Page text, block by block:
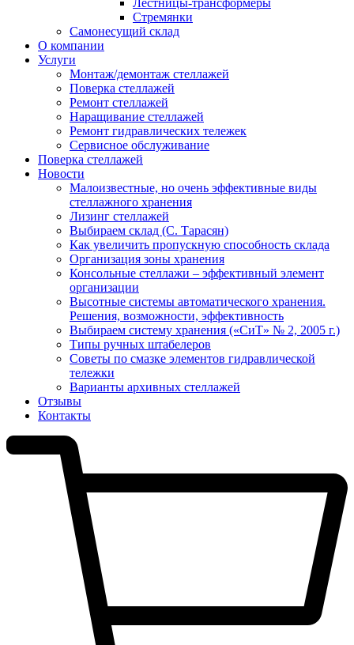
Лестницы-трансформеры
Стремянки
Самонесущий склад
О компании
Услуги
Монтаж/демонтаж стеллажей
Поверка cтеллажей
Ремонт стеллажей
Наращивание стеллажей
Ремонт гидравлических тележек
Сервисное обслуживание
Поверка cтеллажей
Новости
Малоизвестные, но очень эффективные виды
стеллажного хранения
Лизинг стеллажей
Выбираем склад (С. Тарасян)
Как увеличить пропускную способность склада
Организация зоны хранения
Консольные стеллажи – эффективный элемент
организации
Высотные системы автоматического хранения.
Решения, возможности, эффективность
Выбираем систему хранения («СиТ» № 2, 2005 г.)
Типы ручных штабелеров
Советы по смазке элементов гидравлической
тележки
Варианты архивных стеллажей
Отзывы
Контакты